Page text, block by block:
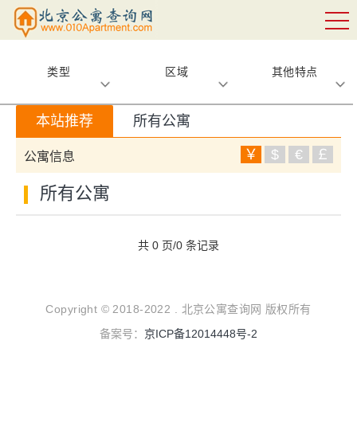
类型 区域 其他特点
本站推荐 所有公寓
公寓信息 ￥ $ € ￡
所有公寓
共 0 页/0 条记录
Copyright © 2018-2022 . 北京公寓查询网 版权所有
备案号： 京ICP备12014448号-2